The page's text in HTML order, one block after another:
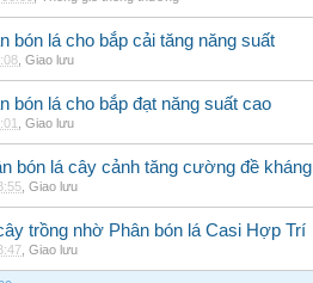
bón lá cho bắp cải tăng năng suất
Giao lưu
bón lá cho bắp đạt năng suất cao
Giao lưu
bón lá cây cảnh tăng cường đề kháng
Giao lưu
trồng nhờ Phân bón lá Casi Hợp Trí
Giao lưu